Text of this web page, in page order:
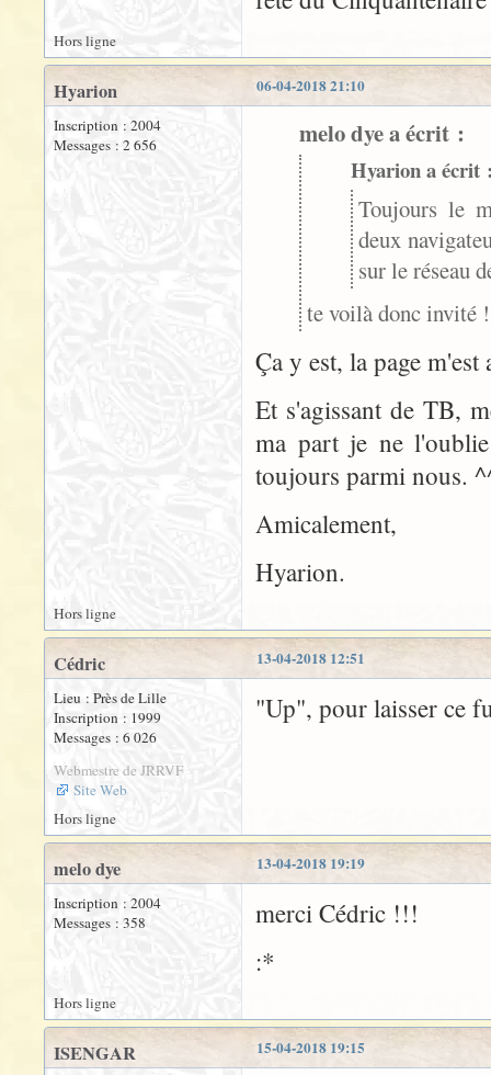
Hors ligne
06-04-2018 21:10
Hyarion
Inscription : 2004
Messages : 2 656
melo dye a écrit :
Hyarion a écrit
Toujours le
deux
sur le réseau
te voilà donc
Ça y est, la page
Et s'agissant de TB,
ma part je ne
toujours parmi nous.
Amicalement,
Hyarion.
Hors ligne
13-04-2018 12:51
Cédric
Lieu : Près de Lille
Inscription : 1999
Messages : 6 026
Webmestre de JRRVF
Site Web
"Up", pour laisser ce
Hors ligne
13-04-2018 19:19
melo dye
Inscription : 2004
Messages : 358
merci Cédric !!!
:*
Hors ligne
15-04-2018 19:15
ISENGAR